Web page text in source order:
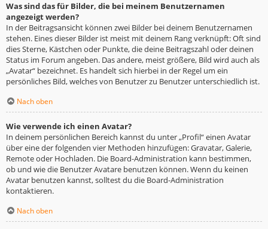
Was sind das für Bilder, die bei meinem Benutzernamen
angezeigt werden?
In der Beitragsansicht können zwei Bilder bei deinem Benutzernamen
stehen. Eines dieser Bilder ist meist mit deinem Rang verknüpft: Oft sind
dies Sterne, Kästchen oder Punkte, die deine Beitragszahl oder deinen
Status im Forum angeben. Das andere, meist größere, Bild wird auch als
„Avatar“ bezeichnet. Es handelt sich hierbei in der Regel um ein
persönliches Bild, welches von Benutzer zu Benutzer unterschiedlich ist.
Nach oben
Wie verwende ich einen Avatar?
In deinem persönlichen Bereich kannst du unter „Profil“ einen Avatar
über eine der folgenden vier Methoden hinzufügen: Gravatar, Galerie,
Remote oder Hochladen. Die Board-Administration kann bestimmen,
ob und wie die Benutzer Avatare benutzen können. Wenn du keinen
Avatar benutzen kannst, solltest du die Board-Administration
kontaktieren.
Nach oben